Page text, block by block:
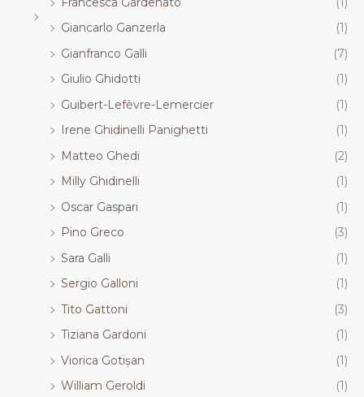
Giancarlo Ganzerla
(1)
Gianfranco Galli
(7)
Giulio Ghidotti
(1)
Guibert-Lefèvre-Lemercier
(1)
Irene Ghidinelli Panighetti
(1)
Matteo Ghedi
(2)
Milly Ghidinelli
(1)
Oscar Gaspari
(1)
Pino Greco
(3)
Sara Galli
(1)
Sergio Galloni
(1)
Tito Gattoni
(3)
Tiziana Gardoni
(1)
Viorica Gotișan
(1)
William Geroldi
(1)